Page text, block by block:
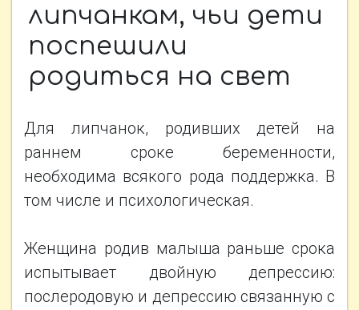
КОНТАКТЫ
липчанкам, чьи дети
поспешили
родиться на свет
Для липчанок, родивших детей на
раннем сроке беременности,
необходима всякого рода поддержка. В
том числе и психологическая.
Женщина родив малыша раньше срока
испытывает двойную депрессию:
послеродовую и депрессию связанную с